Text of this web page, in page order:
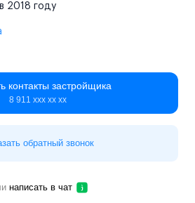
2018 году
контакты застройщика
8 911 ххх хх хх
обратный звонок
написать в чат